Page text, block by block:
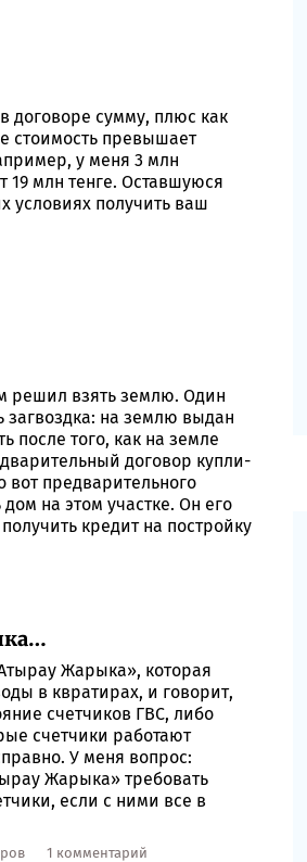
договоре сумму, плюс как
стоимость превышает
у меня 3 млн
млн тенге. Оставшуюся
условиях получить ваш
решил взять землю. Один
загвоздка: на землю выдан
после того, как на земле
договор купли-
вот предварительного
на этом участке. Он его
кредит на постройку
Жарыка», которая
в квратирах, и говорит,
счетчиков ГВС, либо
счетчики работают
У меня вопрос:
Жарыка» требовать
если с ними все в
1 комментарий